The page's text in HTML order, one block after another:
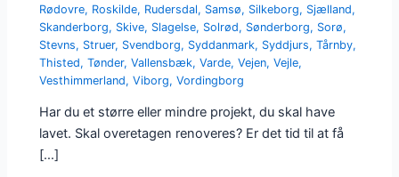
Rødovre, Roskilde, Rudersdal, Samsø, Silkeborg, Sjælland,
Skanderborg, Skive, Slagelse, Solrød, Sønderborg, Sorø,
Stevns, Struer, Svendborg, Syddanmark, Syddjurs,Tårnby,
Thisted,Tønder,Vallensbæk,Varde,Vejen,Vejle,
Vesthimmerland,Viborg,Vordingborg
Har du et større eller mindre projekt, du skal have
lavet. Skal overetagen renoveres? Er det tid til at få
[…]